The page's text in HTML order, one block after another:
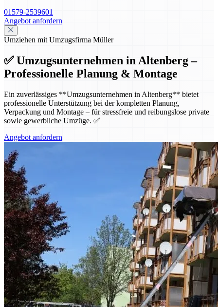
01579-2539601
Angebot anfordern
Umziehen mit Umzugsfirma Müller
✅ Umzugsunternehmen in Altenberg –
Professionelle Planung & Montage
Ein zuverlässiges **Umzugsunternehmen in Altenberg** bietet
professionelle Unterstützung bei der kompletten Planung,
Verpackung und Montage – für stressfreie und reibungslose private
sowie gewerbliche Umzüge. ✅
Angebot anfordern